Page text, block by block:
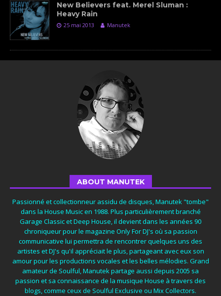
New Believers feat. Merel Sluman :
Heavy Rain
25 mai 2013 Manutek
ABOUT MANUTEK
Passionné et collectionneur assidu de disques, Manutek "tombe"
dans la House Music en 1988. Plus particulièrement branché
Garage Classic et Deep House, il devient dans les années 90
chroniqueur pour le magazine Only For DJ's où sa passion
communicative lui permettra de rencontrer quelques uns des
artistes et DJ's qu'il appréciait le plus, partageant avec eux son
amour pour les productions vocales et les belles mélodies. Grand
amateur de Soulful, Manutek partage aussi depuis 2005 sa
passion et sa connaissance de la musique House à travers des
blogs, comme ceux de Soulful Exclusive ou Mix Collectors.